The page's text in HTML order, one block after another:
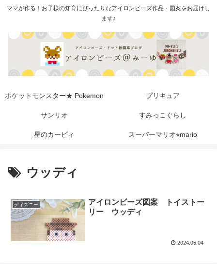
ママが作る！お子様の知育にぴったりなアイロンビーズ作品・図案をお届けし
ます♪
ポケットモンスター★ Pokemon プリキュア
サンリオ すみっこぐらし
星のカービィ スーパーマリオ⭐︎mario
ウッディ
ディズニー
アイロンビーズ図案 トイストー
リー ウッディ
2024.05.04